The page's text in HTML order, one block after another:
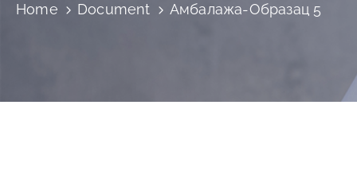
дивљих
Home Document Амбалажа-Образац 5